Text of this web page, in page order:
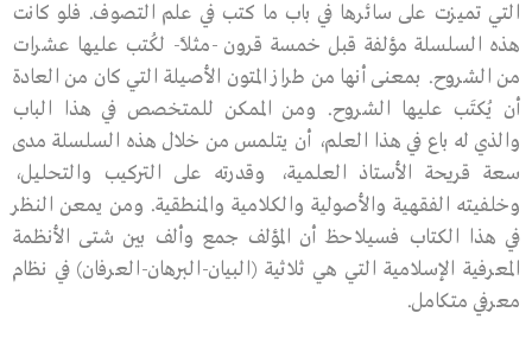
التي تميزت على سائرها في باب ما كتب في علم التصوف. فلو كانت
هذه السلسلة مؤلفة قبل خمسة قرون -مثلاً- لكُتب عليها عشرات
من الشروح. بمعنى أنها من طراز المتون الأصيلة التي كان من العادة
أن يُكتَب عليها الشروح. ومن الممكن للمتخصص في هذا الباب
والذي له باع في هذا العلم، أن يتلمس من خلال هذه السلسلة مدى
سعة قريحة الأستاذ العلمية، وقدرته على التركيب والتحليل،
وخلفيته الفقهية والأصولية والكلامية والمنطقية. ومن يمعن النظر
في هذا الكتاب فسيلاحظ أن المؤلف جمع وألف بين شتى الأنظمة
المعرفية الإسلامية التي هي ثلاثية (البيان-البرهان-العرفان) في نظام
معرفي متكامل.